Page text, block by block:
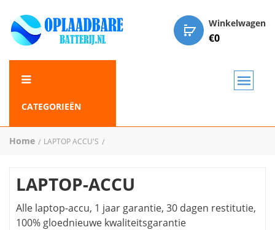
Winkelwagen
€0
CATEGORIEËN
Home LAPTOP ACCU'S
LAPTOP-ACCU
Alle laptop-accu, 1 jaar garantie, 30 dagen restitutie,
100% gloednieuwe kwaliteitsgarantie